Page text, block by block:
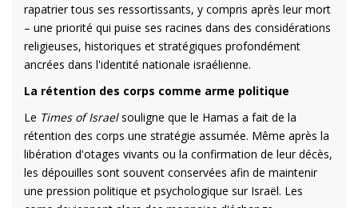
rapatrier tous ses ressortissants, y compris après leur mort
– une priorité qui puise ses racines dans des considérations
religieuses, historiques et stratégiques profondément
ancrées dans l'identité nationale israélienne.
La rétention des corps comme arme politique
Le Times of Israelsouligne que le Hamas a fait de la
rétention des corps une stratégie assumée. Même après la
libération d'otages vivants ou la confirmation de leur décès,
les dépouilles sont souvent conservées afin de maintenir
une pression politique et psychologique sur Israël. Les